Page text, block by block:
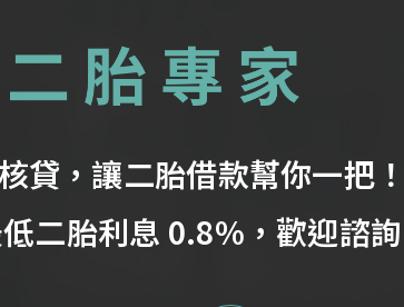
貸，讓二胎借款幫你一把
二胎利息 0.8%，歡迎諮